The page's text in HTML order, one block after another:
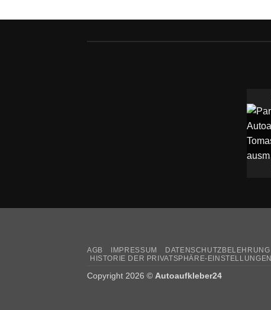
AGB IMPRESSUM DATENSCHUTZBELEHRUNG
HISTORIE DER PRIVATSPHÄRE-EINSTELLUNGEN
Copyright 2026 © Autoaufkleber24